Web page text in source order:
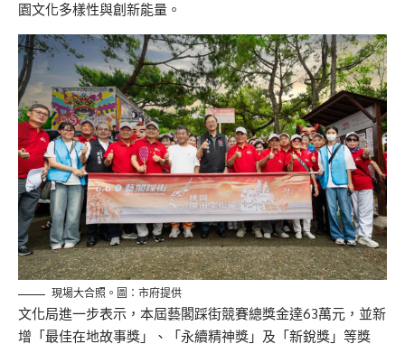
園文化多樣性與創新能量。
現場大合照。圖：市府提供
文化局進一步表示，本屆藝閣踩街競賽總獎金達63萬元，並新
增「最佳在地故事獎」、「永續精神獎」及「新銳獎」等獎